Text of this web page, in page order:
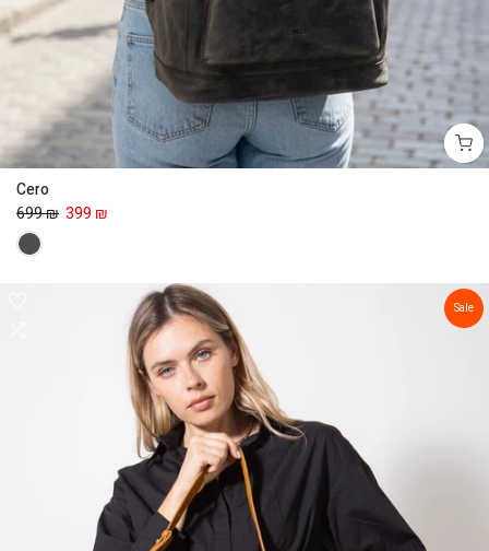
Cero
699 ₪ 399 ₪
Sale